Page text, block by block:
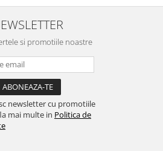
si promotiile noastre
newsletter cu promotiile
mai multe in Politica de